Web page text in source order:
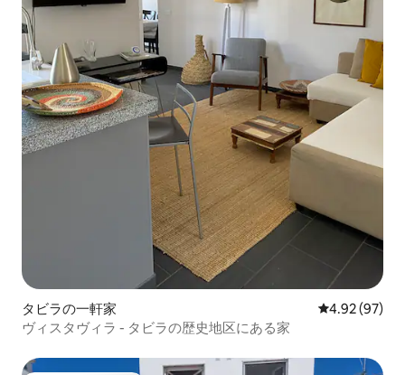
タビラの一軒家 レビュー97
4.92 (97)
ヴィスタヴィラ - タビラの歴史地区にある家